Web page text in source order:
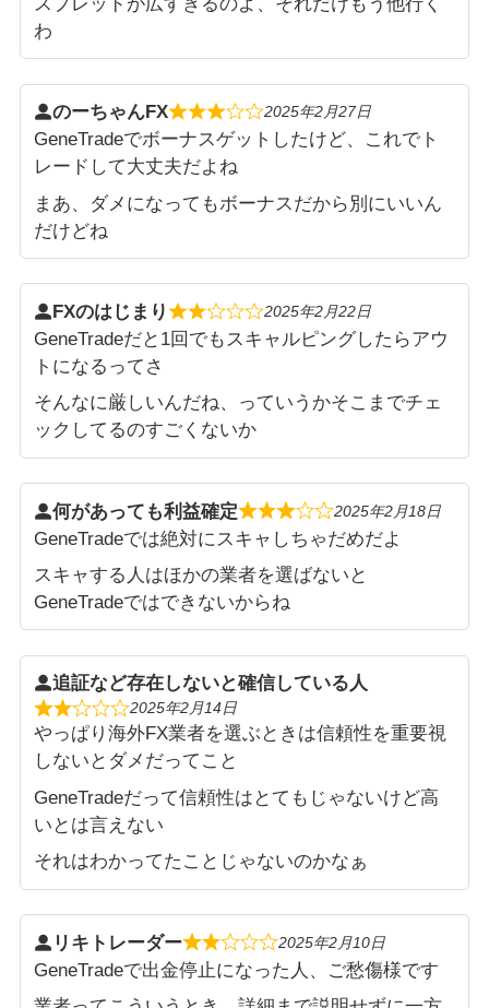
わ
2025年2月27日
GeneTradeでボーナスゲットしたけど、これでト
レードして大丈夫だよね
まあ、ダメになってもボーナスだから別にいいん
だけどね
のーちゃんFX
2025年2月22日
GeneTradeだと1回でもスキャルピングしたらアウ
トになるってさ
そんなに厳しいんだね、っていうかそこまでチェ
ックしてるのすごくないか
FXのはじまり
2025年2月18日
GeneTradeでは絶対にスキャしちゃだめだよ
スキャする人はほかの業者を選ばないと
GeneTradeではできないからね
何があっても利益確定
2025年2月14日
やっぱり海外FX業者を選ぶときは信頼性を重要視
しないとダメだってこと
GeneTradeだって信頼性はとてもじゃないけど高
いとは言えない
それはわかってたことじゃないのかなぁ
追証など存在しないと確信している人
2025年2月10日
GeneTradeで出金停止になった人、ご愁傷様です
リキトレーダー